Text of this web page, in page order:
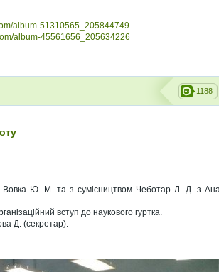
album-51310565_205844749
album-45561656_205634226
1188
Ю. М. та з сумісництвом Чеботар Л. Д. з
вступ до наукового гуртка.
Д. (секретар).